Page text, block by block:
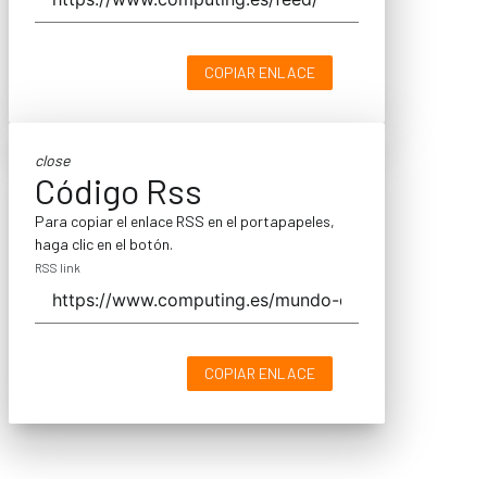
COPIAR ENLACE
close
Código Rss
Para copiar el enlace RSS en el portapapeles,
haga clic en el botón.
RSS link
COPIAR ENLACE